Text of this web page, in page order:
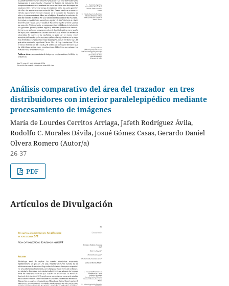
Análisis comparativo del área del trazador en tres
distribuidores con interior paralelepipédico mediante
procesamiento de imágenes
María de Lourdes Cerritos Arriaga, Jafeth Rodríguez Ávila,
Rodolfo C. Morales Dávila, Josué Gómez Casas, Gerardo Daniel
Olvera Romero (Autor/a)
26-37
PDF
Artículos de Divulgación